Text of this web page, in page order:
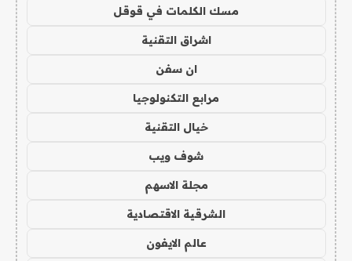
مسك الكلمات في قوقل
اشراق التقنية
ان سفن
مرابع التكنولوجيا
خيال التقنية
شوف ويب
مجلة الاسهم
الشرقية الاقتصادية
عالم الايفون